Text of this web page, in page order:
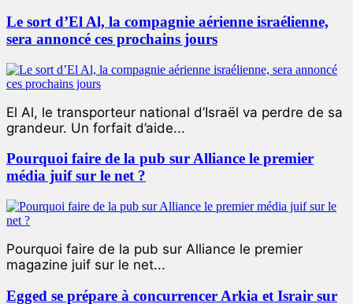
Le sort d’El Al, la compagnie aérienne israélienne,
sera annoncé ces prochains jours
El Al, le transporteur national d’Israël va perdre de sa
grandeur. Un forfait d’aide...
Pourquoi faire de la pub sur Alliance le premier
média juif sur le net ?
Pourquoi faire de la pub sur Alliance le premier
magazine juif sur le net...
Egged se prépare à concurrencer Arkia et Israir sur